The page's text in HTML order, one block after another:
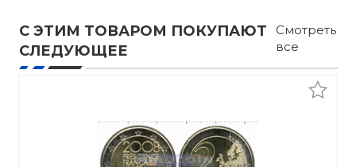
С ЭТИМ ТОВАРОМ ПОКУПАЮТ
СЛЕДУЮЩЕЕ
Смотреть
все